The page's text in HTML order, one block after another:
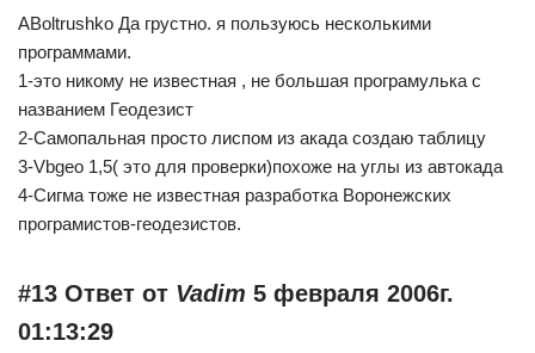
ABoltrushko Да грустно. я пользуюсь несколькими
программами.
1-это никому не известная , не большая програмулька с
названием Геодезист
2-Самопальная просто лиспом из акада создаю таблицу
3-Vbgeo 1,5( это для проверки)похоже на углы из автокада
4-Сигма тоже не известная разработка Воронежских
програмистов-геодезистов.
#13 Ответ от Vadim 5 февраля 2006г.
01:13:29